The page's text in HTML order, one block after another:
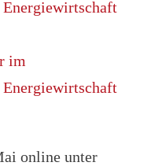
im
online unter